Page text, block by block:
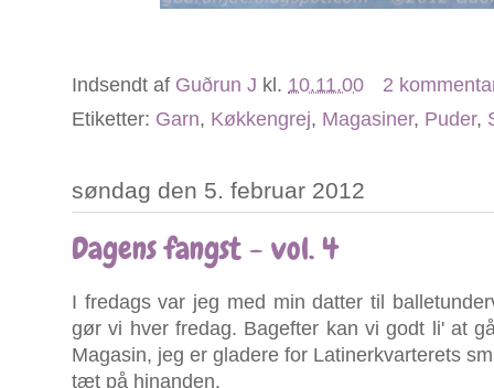
Indsendt af Guðrun J kl. 10.11.00
2
Etiketter: Garn, Køkkengrej, Magasiner, Puder,
søndag den 5. februar 2012
Dagens fangst - vol. 4
I fredags var jeg med min datter til
gør vi hver fredag. Bagefter kan vi godt li' at
Magasin, jeg er gladere for Latinerkvarterets
tæt på hinanden.